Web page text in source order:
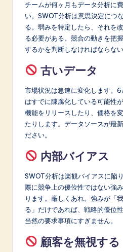
チームが何ヶ月もデータ分析に
い。SWOT分析は意思決定につ
る。弱みを特定したら、それを
る必要がある。競合の動きを把
するかを判断しなければならない
古いデータ
市場状況は急速に変化します。
はすでに陳腐化している可能性
機能をリリースしたり、価格を
たりします。データソースが最
ださい。
内部バイアス
SWOT分析は楽観バイアスに陥
際に競争上の優位性ではない強
ります。厳しくあれ。強みが「
る」だけであれば、戦略的優位
当然の要求事項にすぎません。
顧客を無視する